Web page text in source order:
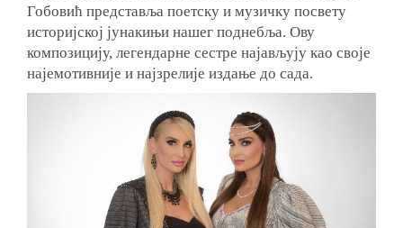
Гобовић представља поетску и музичку посвету
историјској јунакињи нашег поднебља. Ову
композицију, легендарне сестре најављују као своје
најемотивније и најзрелије издање до сада.